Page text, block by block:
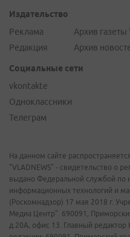
Издательство
Реклама
Редакция
Архив
Архив
Социальные сети
vkontakte
Одноклассники
Телеграм
На данном сайте
"VLADNEWS" - свидетельство о
выдано Федеральной службой по
информационных технологий и
(Роскомнадзор) 17 мая 2018 г.
Медиа Центр". 690091,
д.20А, офис 13. Главный